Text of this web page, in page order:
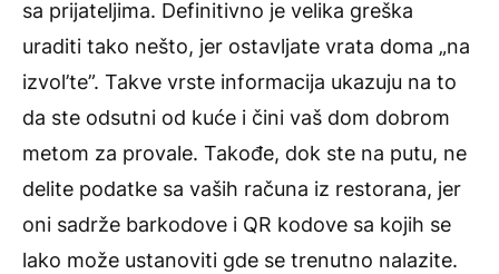
sa prijateljima. Definitivno je velika greška
uraditi tako nešto, jer ostavljate vrata doma „na
izvol’te”. Takve vrste informacija ukazuju na to
da ste odsutni od kuće i čini vaš dom dobrom
metom za provale. Takođe, dok ste na putu, ne
delite podatke sa vaših računa iz restorana, jer
oni sadrže barkodove i QR kodove sa kojih se
lako može ustanoviti gde se trenutno nalazite.